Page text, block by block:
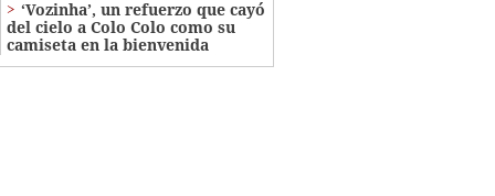
‘Vozinha’, un refuerzo que cayó
del cielo a Colo Colo como su
camiseta en la bienvenida